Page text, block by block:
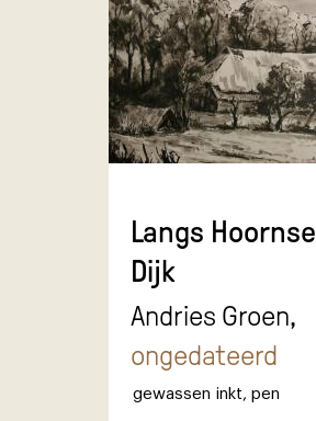
Langs Hoornse
Dijk
Andries Groen,
ongedateerd
gewassen inkt, pen